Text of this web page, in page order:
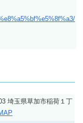
埼玉県草加市稲荷１丁